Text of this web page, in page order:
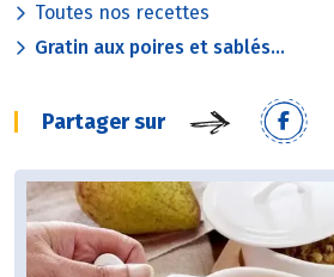
Toutes nos recettes
Gratin aux poires et sablés...
Partager sur